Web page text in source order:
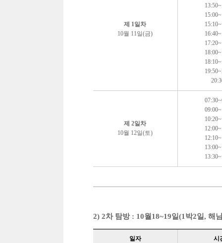
제 1일차
10월 11일(금)
제 2일차
10월 12일(토)
2) 2차 탐방 : 10월18~19일(1박2일, 해
일자 시